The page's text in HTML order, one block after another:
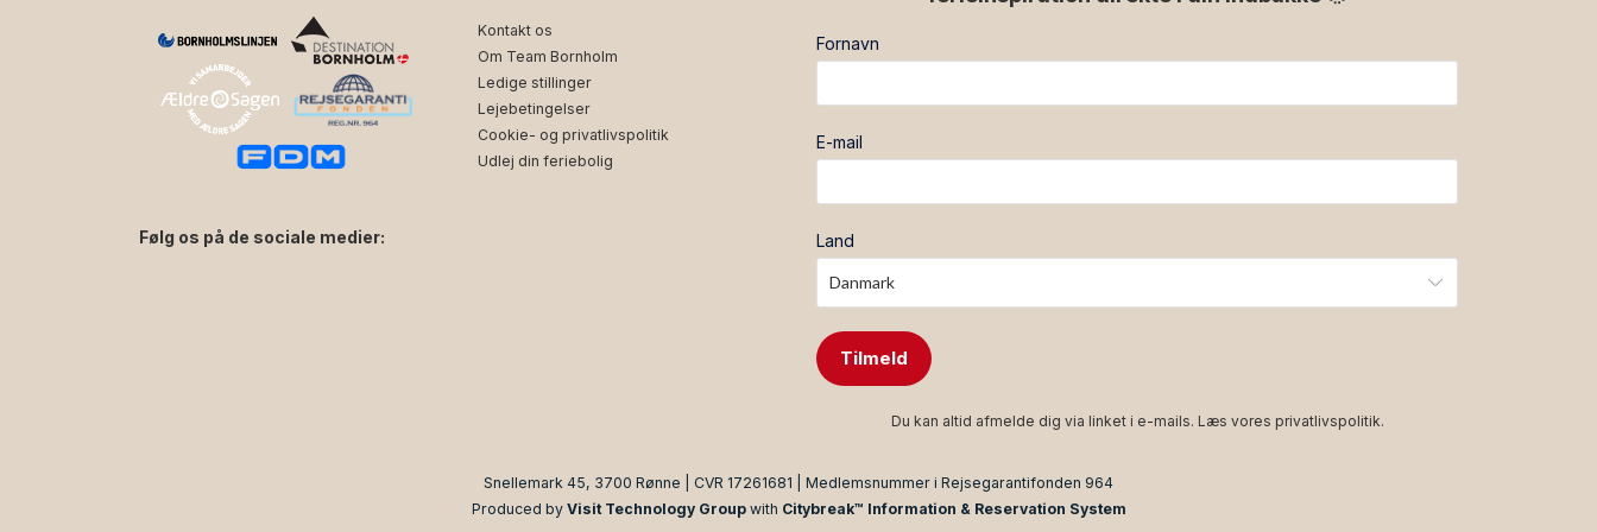
Følg os på de sociale medier:
Kontakt os
Om Team Bornholm
Ledige stillinger
Lejebetingelser
Cookie- og privatlivspolitik
Udlej din feriebolig
Fornavn
E-mail
Land
Tilmeld
Du kan altid afmelde dig via linket i e-mails. Læs vores privatlivspolitik.
Snellemark 45, 3700 Rønne | CVR 17261681 | Medlemsnummer i Rejsegarantifonden 964
Produced by Visit Technology Groupwith Citybreak™ Information & Reservation System